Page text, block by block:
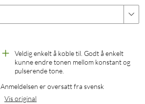
Veldig enkelt å koble til. Godt å enkelt
kunne endre tonen mellom konstant og
pulserende tone.
Anmeldelsen er oversatt fra svensk
Vis original